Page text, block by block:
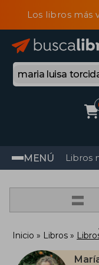
Los libros
MENÚ Libros
=
Inicio Libros